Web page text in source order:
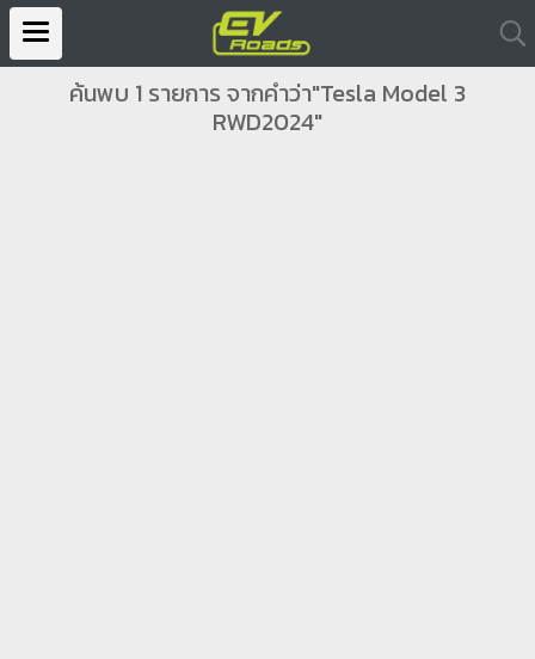
ค้นพบ 1 รายการ จากคำว่า"Tesla Model 3
RWD2024"